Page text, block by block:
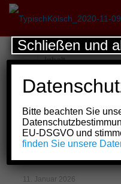
Aktuelle
11. Januar 2026
Bitte beachten Sie
EU-DSGVO und
finden Sie unsere
Schließen und